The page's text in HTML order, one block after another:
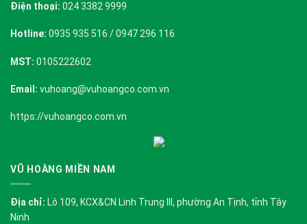
Điện thoại: 024 3382 9999
Hotline: 0935 935 516 / 0947 296 116
MST: 0105222602
Email: vuhoang@vuhoangco.com.vn
https://vuhoangco.com.vn
VŨ HOÀNG MIỀN NAM
Địa chỉ: Lô 109, KCX&CN Linh Trung III, phường An Tịnh, tỉnh Tây
Ninh